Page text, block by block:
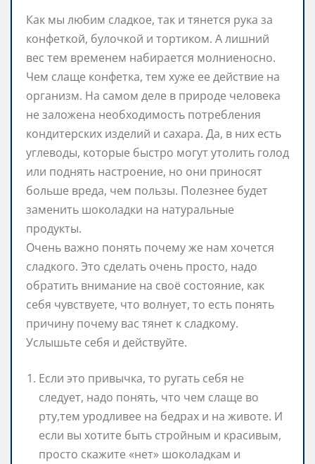
Как мы любим сладкое, так и тянется рука за
конфеткой, булочкой и тортиком. А лишний
вес тем временем набирается молниеносно.
Чем слаще конфетка, тем хуже ее действие на
организм. На самом деле в природе человека
не заложена необходимость потребления
кондитерских изделий и сахара. Да, в них есть
углеводы, которые быстро могут утолить голод
или поднять настроение, но они приносят
больше вреда, чем пользы. Полезнее будет
заменить шоколадки на натуральные
продукты.
Очень важно понять почему же нам хочется
сладкого. Это сделать очень просто, надо
обратить внимание на своё состояние, как
себя чувствуете, что волнует, то есть понять
причину почему вас тянет к сладкому.
Услышьте себя и действуйте.
Если это привычка, то ругать себя не
следует, надо понять, что чем слаще во
рту,тем уродливее на бедрах и на животе. И
если вы хотите быть стройным и красивым,
просто скажите «нет» шоколадкам и